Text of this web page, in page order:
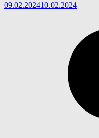
09.02.202410.02.2024